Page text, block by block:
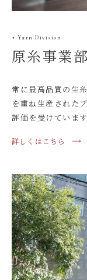
● Yarn Division
原糸事業部
常に最高品質の生
を重ね生産された
評価を受けています
詳しくはこちら